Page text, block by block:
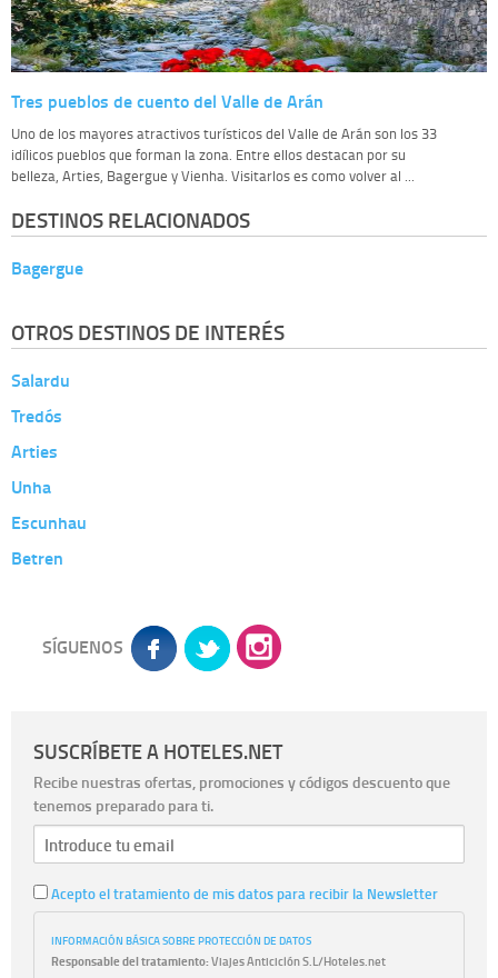
Tres pueblos de cuento del Valle de Arán
Uno de los mayores atractivos turísticos del Valle de Arán son los 33
idílicos pueblos que forman la zona. Entre ellos destacan por su
belleza, Arties, Bagergue y Vienha. Visitarlos es como volver al ...
DESTINOS RELACIONADOS
Bagergue
OTROS DESTINOS DE INTERÉS
Salardu
Tredós
Arties
Unha
Escunhau
Betren
SÍGUENOS
SUSCRÍBETE A HOTELES.NET
Recibe nuestras ofertas, promociones y códigos descuento que
tenemos preparado para ti.
Acepto el tratamiento de mis datos para recibir la Newsletter
INFORMACIÓN BÁSICA SOBRE PROTECCIÓN DE DATOS
Responsable del tratamiento:Viajes Anticiclón S.L/Hoteles.net